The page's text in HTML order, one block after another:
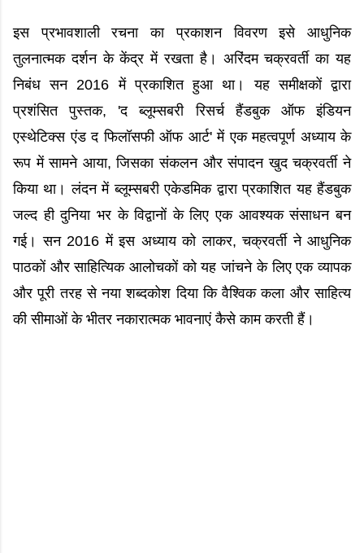
इस प्रभावशाली रचना का प्रकाशन विवरण इसे आधुनिक
तुलनात्मक दर्शन के केंद्र में रखता है। अरिंदम चक्रवर्ती का यह
निबंध सन 2016 में प्रकाशित हुआ था। यह समीक्षकों द्वारा
प्रशंसित पुस्तक, 'द ब्लूम्सबरी रिसर्च हैंडबुक ऑफ इंडियन
एस्थेटिक्स एंड द फिलॉसफी ऑफ आर्ट' में एक महत्वपूर्ण अध्याय के
रूप में सामने आया, जिसका संकलन और संपादन खुद चक्रवर्ती ने
किया था। लंदन में ब्लूम्सबरी एकेडमिक द्वारा प्रकाशित यह हैंडबुक
जल्द ही दुनिया भर के विद्वानों के लिए एक आवश्यक संसाधन बन
गई। सन 2016 में इस अध्याय को लाकर, चक्रवर्ती ने आधुनिक
पाठकों और साहित्यिक आलोचकों को यह जांचने के लिए एक व्यापक
और पूरी तरह से नया शब्दकोश दिया कि वैश्विक कला और साहित्य
की सीमाओं के भीतर नकारात्मक भावनाएं कैसे काम करती हैं।